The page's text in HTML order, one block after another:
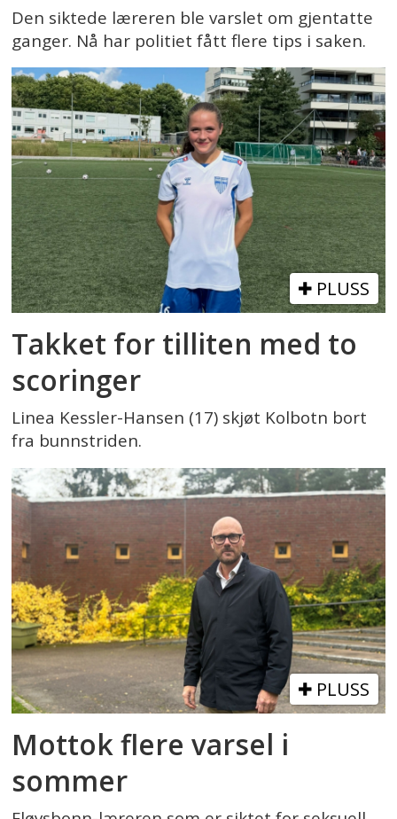
Den siktede læreren ble varslet om gjentatte
ganger. Nå har politiet fått flere tips i saken.
PLUSS
Takket for tilliten med to
scoringer
Linea Kessler-Hansen (17) skjøt Kolbotn bort
fra bunnstriden.
PLUSS
Mottok flere varsel i
sommer